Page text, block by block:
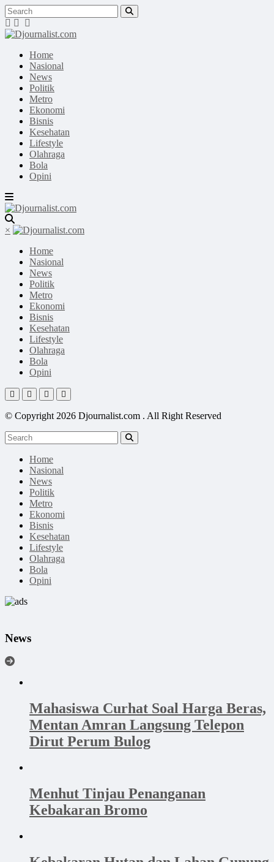
Home
Nasional
News
Politik
Metro
Ekonomi
Bisnis
Kesehatan
Lifestyle
Olahraga
Bola
Opini
×
Home
Nasional
News
Politik
Metro
Ekonomi
Bisnis
Kesehatan
Lifestyle
Olahraga
Bola
Opini
© Copyright 2026 Djournalist.com . All Right Reserved
Home
Nasional
News
Politik
Metro
Ekonomi
Bisnis
Kesehatan
Lifestyle
Olahraga
Bola
Opini
News
Mahasiswa Curhat Soal Harga Beras,
Mentan Amran Langsung Telepon
Dirut Perum Bulog
Menhut Tinjau Penanganan
Kebakaran Bromo